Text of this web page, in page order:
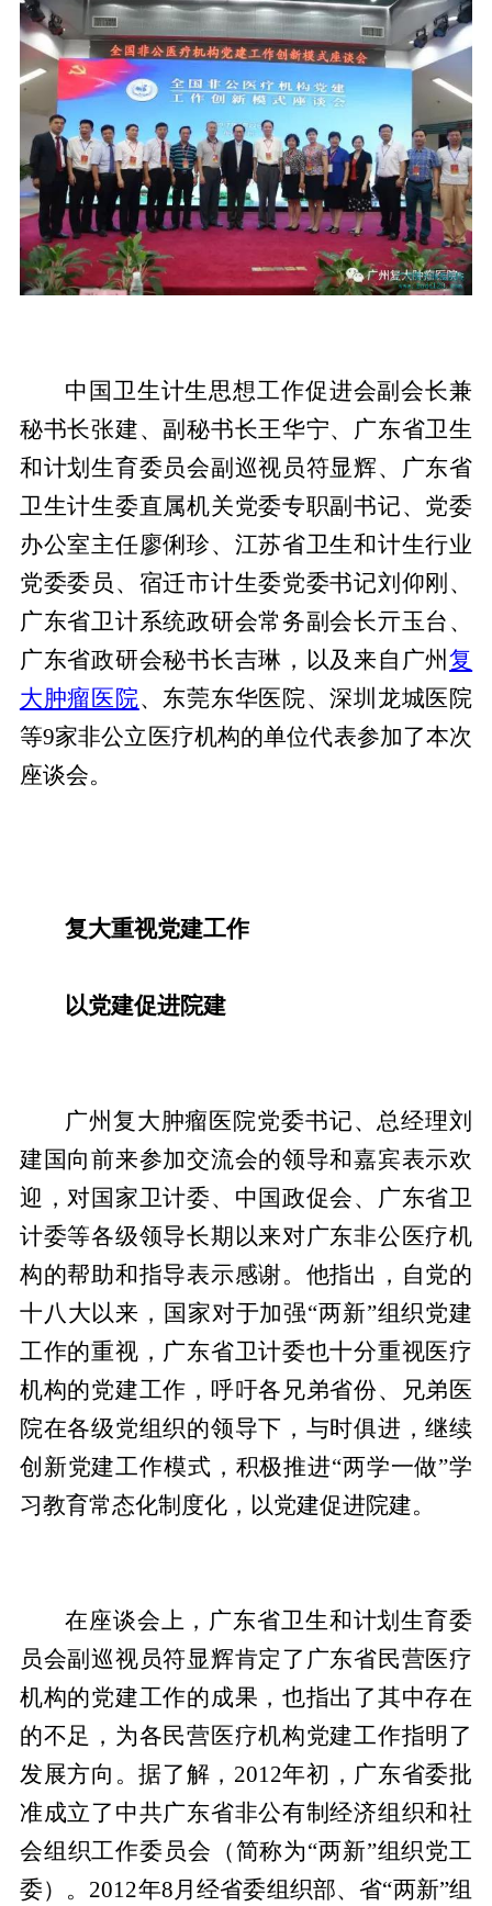
中国卫生计生思想工作促进会副会长兼
秘书长张建、副秘书长王华宁、广东省卫生
和计划生育委员会副巡视员符显辉、广东省
卫生计生委直属机关党委专职副书记、党委
办公室主任廖俐珍、江苏省卫生和计生行业
党委委员、宿迁市计生委党委书记刘仰刚、
广东省卫计系统政研会常务副会长亓玉台、
广东省政研会秘书长吉琳，以及来自广州复
大肿瘤医院、东莞东华医院、深圳龙城医院
等9家非公立医疗机构的单位代表参加了本次
座谈会。
复大重视党建工作
以党建促进院建
广州复大肿瘤医院党委书记、总经理刘
建国向前来参加交流会的领导和嘉宾表示欢
迎，对国家卫计委、中国政促会、广东省卫
计委等各级领导长期以来对广东非公医疗机
构的帮助和指导表示感谢。他指出，自党的
十八大以来，国家对于加强“两新”组织党建
工作的重视，广东省卫计委也十分重视医疗
机构的党建工作，呼吁各兄弟省份、兄弟医
院在各级党组织的领导下，与时俱进，继续
创新党建工作模式，积极推进“两学一做”学
习教育常态化制度化，以党建促进院建。
在座谈会上，广东省卫生和计划生育委
员会副巡视员符显辉肯定了广东省民营医疗
机构的党建工作的成果，也指出了其中存在
的不足，为各民营医疗机构党建工作指明了
发展方向。据了解，2012年初，广东省委批
准成立了中共广东省非公有制经济组织和社
会组织工作委员会（简称为“两新”组织党工
委）。2012年8月经省委组织部、省“两新”组